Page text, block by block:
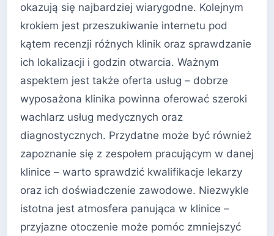
okazują się najbardziej wiarygodne. Kolejnym
krokiem jest przeszukiwanie internetu pod
kątem recenzji różnych klinik oraz sprawdzanie
ich lokalizacji i godzin otwarcia. Ważnym
aspektem jest także oferta usług – dobrze
wyposażona klinika powinna oferować szeroki
wachlarz usług medycznych oraz
diagnostycznych. Przydatne może być również
zapoznanie się z zespołem pracującym w danej
klinice – warto sprawdzić kwalifikacje lekarzy
oraz ich doświadczenie zawodowe. Niezwykle
istotna jest atmosfera panująca w klinice –
przyjazne otoczenie może pomóc zmniejszyć